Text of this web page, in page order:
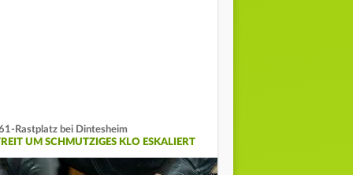
Rastplatz bei Dintesheim
UM SCHMUTZIGES KLO ESKALIERT